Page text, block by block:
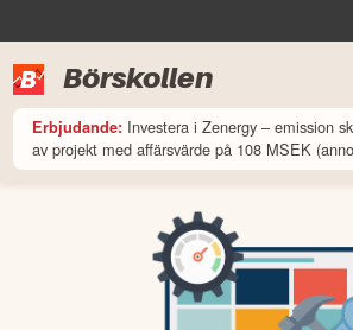
Börskollen
Erbjudande: Investera i Zenergy – emission
av projekt med affärsvärde på 108 MSEK